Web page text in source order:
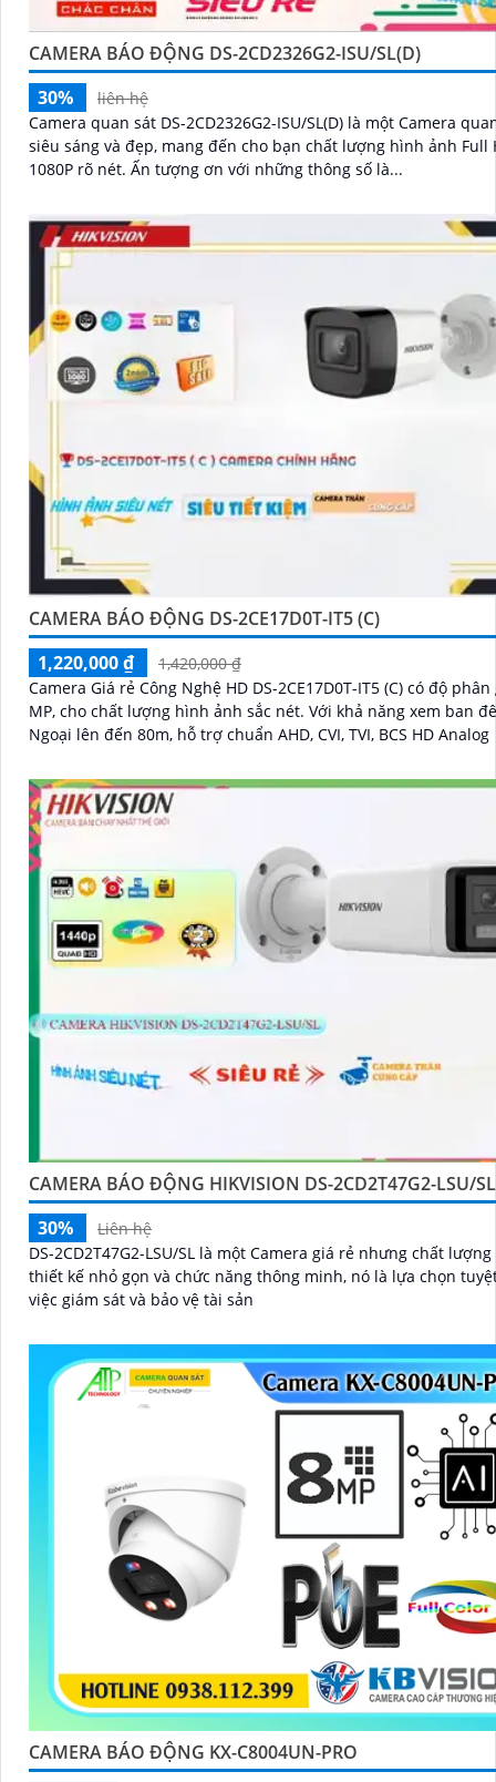
CAMERA BÁO ĐỘNG DS-2CD2326G2-ISU/SL(D)
30%
liên hệ
Camera quan sát DS-2CD2326G2-ISU/SL(D) là một Camera
siêu sáng và đẹp, mang đến cho bạn chất lượng hình ảnh Full
1080P rõ nét. Ấn tượng ơn với những thông số là...
CAMERA BÁO ĐỘNG DS-2CE17D0T-IT5 (C)
1,220,000 ₫
1,420,000 ₫
Camera Giá rẻ Công Nghệ HD DS-2CE17D0T-IT5 (C) có độ
MP, cho chất lượng hình ảnh sắc nét. Với khả năng xem ban đêm Hồng
Ngoại lên đến 80m, hỗ trợ chuẩn AHD, CVI, TVI, BCS HD Analog
CAMERA BÁO ĐỘNG HIKVISION DS-2CD2T47G2-LSU/SL
30%
Liên hệ
DS-2CD2T47G2-LSU/SL là một Camera giá rẻ nhưng chất lượng
thiết kế nhỏ gọn và chức năng thông minh, nó là lựa chọn
việc giám sát và bảo vệ tài sản
CAMERA BÁO ĐỘNG KX-C8004UN-PRO